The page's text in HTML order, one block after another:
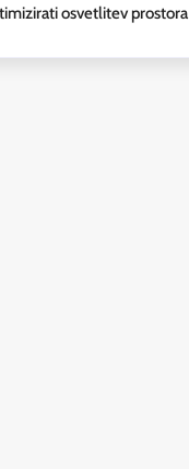
osvetlitev prostora